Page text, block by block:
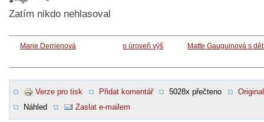
Zatím nikdo nehlasoval
Marie Derrienová o úroveň výš Matte Gauguinová s
Verze pro tisk Přidat komentář 5028x přečteno
Original
Náhled
Zaslat e-mailem